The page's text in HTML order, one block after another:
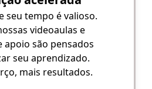
seu tempo é valioso.
videoaulas e
apoio são pensados
seu aprendizado.
mais resultados.